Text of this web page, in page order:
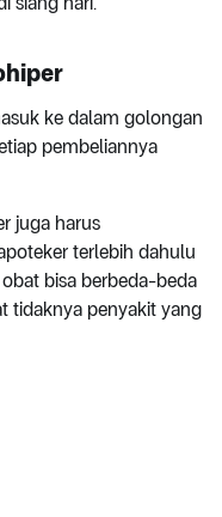
ke dalam golongan
pembeliannya
juga harus
terlebih dahulu
bisa berbeda-beda
tidaknya penyakit yang